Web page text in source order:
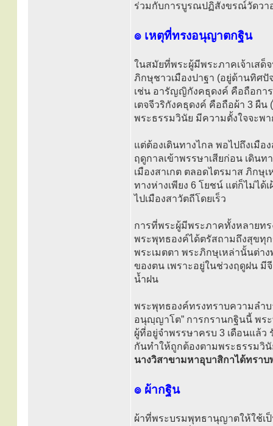
ร่วมกับการบูรณปฏิสังขรณ์วัดวา
๏ เหตุที่ทรงอนุญาตกฐิน
ในสมัยที่พระผู้มีพระภาคเจ้าเสด็
ภิกษุชาวเมืองปาฐา (อยู่ด้านทิศ
เช่น อารัญญิกังคธุดงค์ คือถือกา
เตจจีวริกังคธุดงค์ คือถือผ้า 3 ผื
พระธรรมวินัย มีความตั้งใจจะพ
แต่ต้องเดินทางไกล พอไปถึงเมือ
ฤดูกาลเข้าพรรษาเสียก่อน เดิน
เมืองสาเกต ตลอดไตรมาส ภิกษุ
ทางห่างเพียง 6 โยชน์ แต่ก็ไม่ได้
ไปเมืองสาวัตถีโดยเร็ว
การที่พระผู้มีพระภาคทั้งหลายท
พระพุทธองค์ได้ตรัสถามถึงสุขทุ
พระเมตตา พระภิกษุเหล่านั้นต่า
ของตน เพราะอยู่ในช่วงฤดูฝน มี
น้ำฝน
พระพุทธองค์ทรงทราบความลำบ
อนุญฺญาโต” การกรานกฐินนี้ พร
ผู้ที่อยู่จำพรรษาครบ 3 เดือนแล้
กันทำให้ถูกต้องตามพระธรรมวิ
นางวิสาขามหาอุบาสิกาได้ทรา
๏ ผ้ากฐิน
ผ้าที่พระบรมพุทธานุญาตให้ใช้เป็